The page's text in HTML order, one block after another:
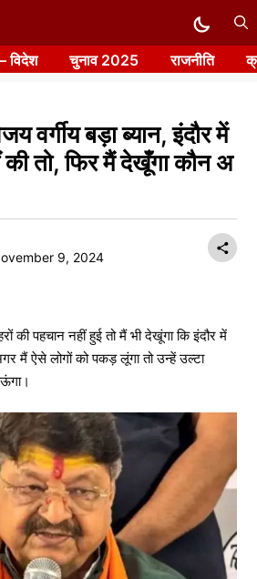
विदेश चुनाव 2025 राजनीति
वर्गीय बड़ा ब्यान, इंदौर में
की तो, फिर मैं देखूँगा कौन अ
9, 2024
की पहचान नहीं हुई तो मैं भी देखूंगा कि इंदौर में
मैं ऐसे लोगों को पकड़ लूंगा तो उन्हें उल्टा